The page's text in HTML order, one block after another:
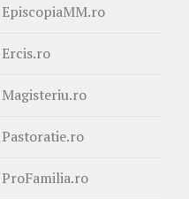
EpiscopiaMM.ro
Ercis.ro
Magisteriu.ro
Pastoratie.ro
ProFamilia.ro